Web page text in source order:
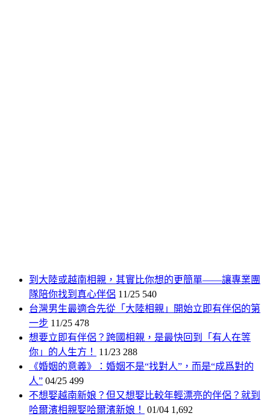
到大陸或越南相親，其實比你想的更簡單——讓專業團
隊陪你找到真心伴侶 11/25 540
台灣男生最適合先從「大陸相親」開始立即有伴侶的第
一步 11/25 478
想要立即有伴侶？跨國相親，是最快回到「有人在等
你」的人生方！
11/23 288
《婚姻的意義》：婚姻不是“找對人”，而是“成爲對的
人” 04/25 499
不想娶越南新娘？但又想娶比較年輕漂亮的伴侶？就到
哈爾濱相親娶哈爾濱新娘！
01/04 1,692